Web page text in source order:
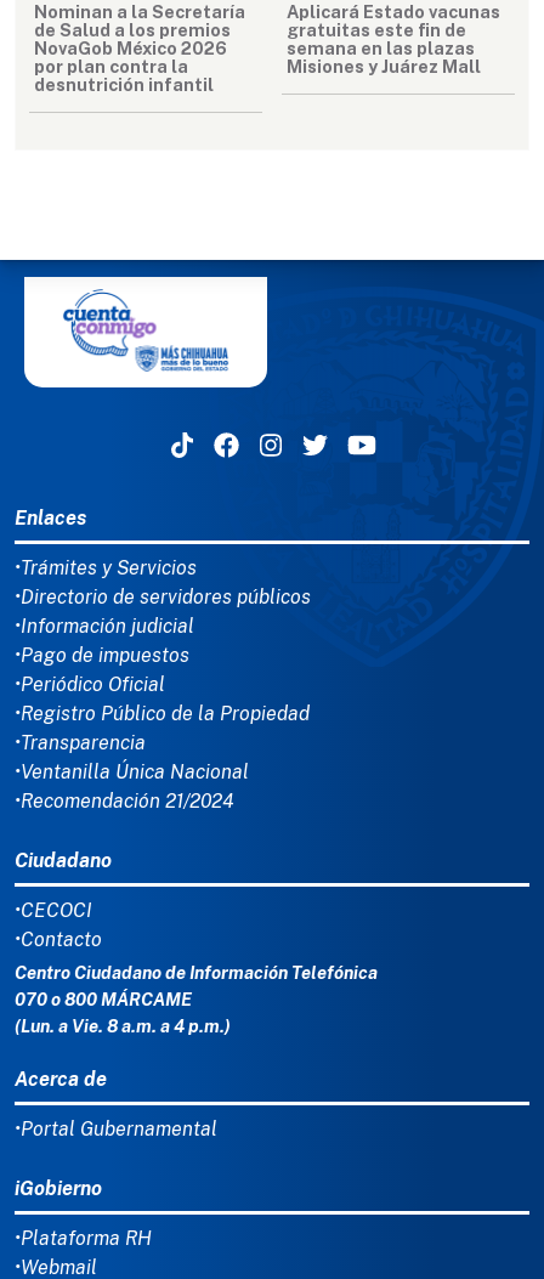
Nominan a la Secretaría
de Salud a los premios
NovaGob México 2026
por plan contra la
desnutrición infantil
Aplicará Estado vacunas
gratuitas este fin de
semana en las plazas
Misiones y Juárez Mall
Enlaces
•Trámites y Servicios
•Directorio de servidores públicos
•Información judicial
•Pago de impuestos
•Periódico Oficial
•Registro Público de la Propiedad
•Transparencia
•Ventanilla Única Nacional
•Recomendación 21/2024
Ciudadano
•CECOCI
•Contacto
Centro Ciudadano de Información Telefónica
070 o 800 MÁRCAME
(Lun. a Vie. 8 a.m. a 4 p.m.)
Acerca de
•Portal Gubernamental
iGobierno
•Plataforma RH
•Webmail